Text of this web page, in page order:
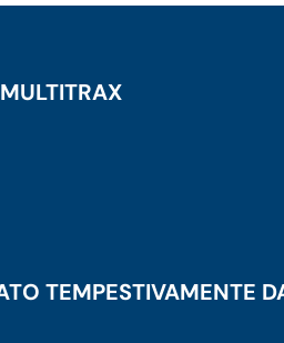
TEMPESTIVAMENTE